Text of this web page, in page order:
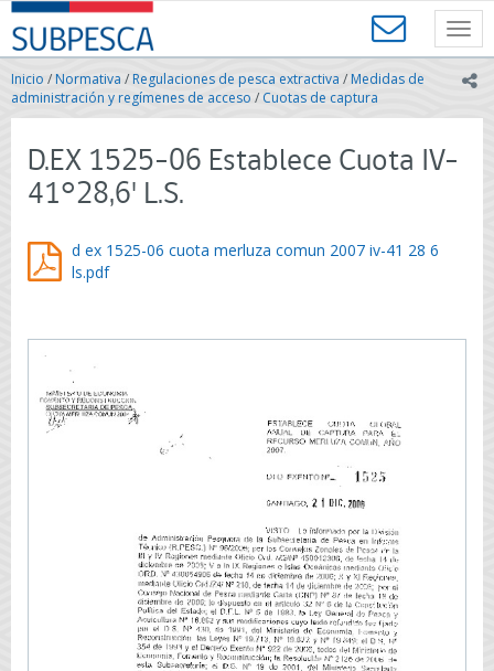
Contenido
principal
SUBPESCA
-
Subsecretaría
de
Pesca
Acuicultura
Gobierno
Chile
Inicio /Normativa / Regulaciones de pesca extractiva / Medidas de
administración y regímenes de acceso / Cuotas de captura
D.EX 1525-06 Establece Cuota IV-
41°28,6' L.S.
d ex 1525-06 cuota merluza comun 2007 iv-41 28 6
ls.pdf